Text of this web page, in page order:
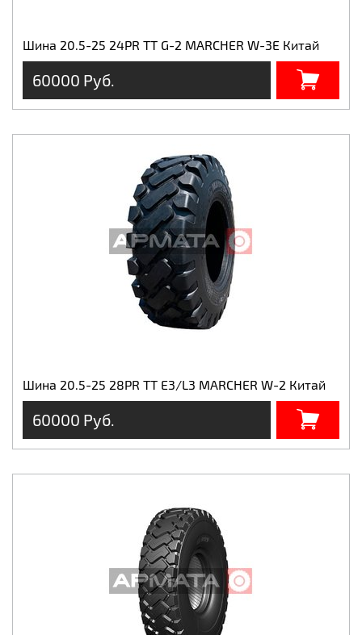
Шина 20.5-25 24PR TT G-2 MARCHER W-3E Китай
60000 Руб.
Шина 20.5-25 28PR TT E3/L3 MARCHER W-2 Китай
60000 Руб.